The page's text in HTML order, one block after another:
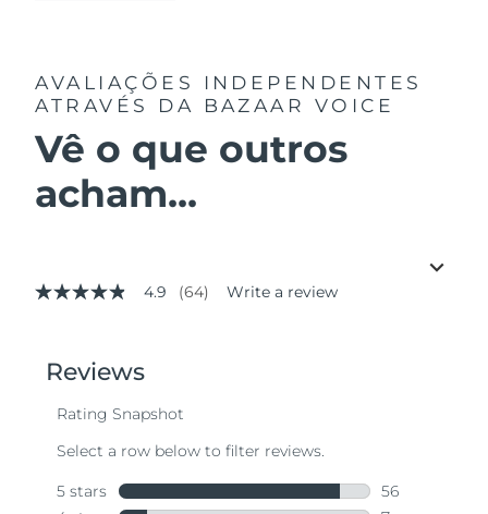
AVALIAÇÕES INDEPENDENTES
ATRAVÉS DA BAZAAR VOICE
Vê o que outros
acham...
4.9
stars,
average
value.
Same
page
4.9 (64) Write a review